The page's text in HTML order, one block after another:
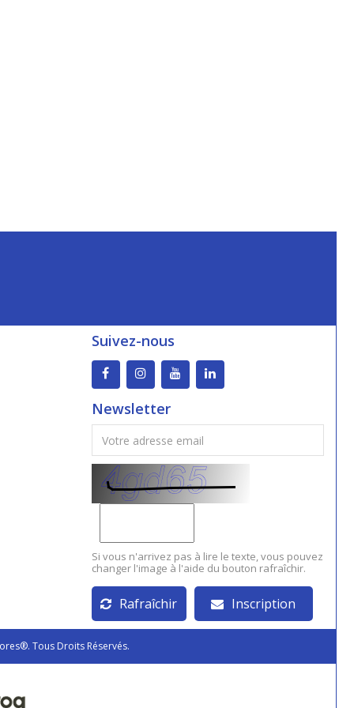
Suivez-nous
Newsletter
Si vous n'arrivez pas à lire le texte, vous pouvez
changer l'image à l'aide du bouton rafraîchir.
Rafraîchir Inscription
Tous Droits Réservés.